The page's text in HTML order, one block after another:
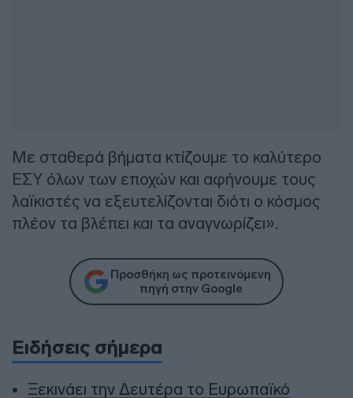
Με σταθερά βήματα κτίζουμε το καλύτερο
ΕΣΥ όλων των εποχών και αφήνουμε τους
λαϊκιστές να εξευτελίζονται διότι ο κόσμος
πλέον τα βλέπει και τα αναγνωρίζει».
Προσθήκη ως προτεινόμενη
πηγή στην Google
Ειδήσεις σήμερα
Ξεκινάει την Δευτέρα το Ευρωπαϊκό